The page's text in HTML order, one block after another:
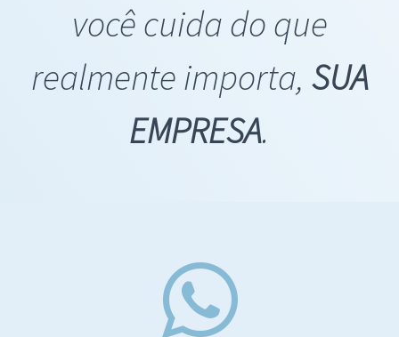
você cuida do que
realmente importa, SUA
EMPRESA.